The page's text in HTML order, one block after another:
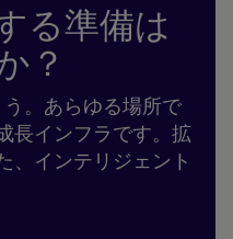
る準備は
？
。あらゆる場所で
長インフラです。拡
、インテリジェント